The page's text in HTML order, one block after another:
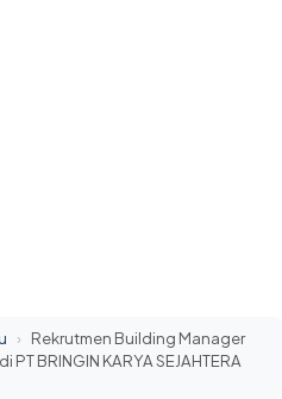
› Rekrutmen Building Manager
BRINGIN KARYA SEJAHTERA